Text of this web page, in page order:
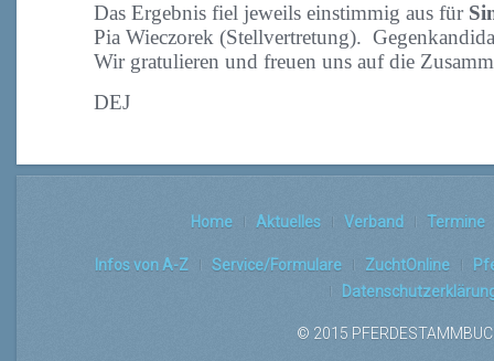
Das Ergebnis fiel jeweils einstimmig aus für
Pia Wieczorek (Stellvertretung).
Wir gratulieren und freuen uns auf die
DEJ
Home Aktuelles Verband Termine
Infos von A-Z Service/Formulare ZuchtOnline
© 2015